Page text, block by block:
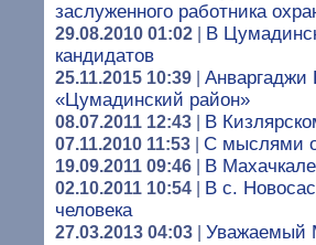
заслуженного работника
29.08.2010 01:02
В
кандидатов
25.11.2015 10:39
Анваргаджи
«Цумадинский район»
08.07.2011 12:43 В
07.11.2010 11:53 С мыслями
19.09.2011 09:46 В
02.10.2011 10:54
В с.
человека
27.03.2013 04:03 Уважаемый